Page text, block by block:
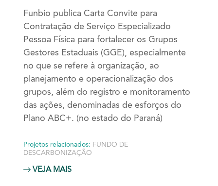
Funbio publica Carta Convite para
Contratação de Serviço Especializado
Pessoa Física para fortalecer os Grupos
Gestores Estaduais (GGE), especialmente
no que se refere à organização, ao
planejamento e operacionalização dos
grupos, além do registro e monitoramento
das ações, denominadas de esforços do
Plano ABC+. (no estado do Paraná)
Projetos relacionados: FUNDO DE
DESCARBONIZAÇÃO
VEJA MAIS